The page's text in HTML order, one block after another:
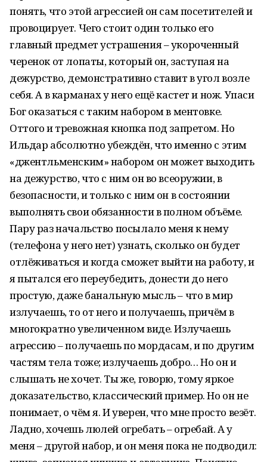
понять, что этой агрессией он сам посетителей и
провоцирует. Чего стоит один только его
главный предмет устрашения – укороченный
черенок от лопаты, который он, заступая на
дежурство, демонстративно ставит в угол возле
себя. А в карманах у него ещё кастет и нож. Упаси
Бог оказаться с таким набором в ментовке.
Оттого и тревожная кнопка под запретом. Но
Ильдар абсолютно убеждён, что именно с этим
«джентльменским» набором он может выходить
на дежурство, что с ним он во всеоружии, в
безопасности, и только с ним он в состоянии
выполнять свои обязанности в полном объёме.
Пару раз начальство посылало меня к нему
(телефона у него нет) узнать, сколько он будет
отлёживаться и когда сможет выйти на работу, и
я пытался его переубедить, донести до него
простую, даже банальную мысль – что в мир
излучаешь, то от него и получаешь, причём в
многократно увеличенном виде. Излучаешь
агрессию – получаешь по мордасам, и по другим
частям тела тоже; излучаешь добро… Но он и
слышать не хочет. Ты же, говорю, тому яркое
доказательство, классический пример. Но он не
понимает, о чём я. И уверен, что мне просто везёт.
Ладно, хочешь люлей огребать – огребай. А у
меня – другой набор, и он меня пока не подводил: